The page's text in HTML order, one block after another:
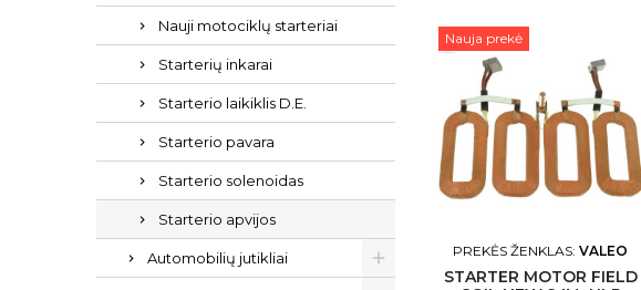
Nauji motociklų starteriai
Starterių inkarai
Starterio laikiklis D.E.
Starterio pavara
Starterio solenoidas
Starterio apvijos
Automobilių jutikliai
Nauja prekė
PREKĖS ŽENKLAS:VALEO
STARTER MOTOR FIELD